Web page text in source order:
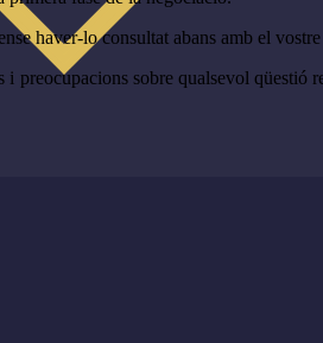
haver-lo consultat abans amb el
preocupacions sobre qualsevol